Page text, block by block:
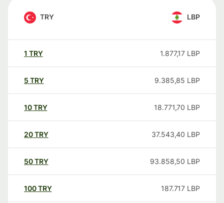
TRY LBP
1 TRY 1.877,17 LBP
5 TRY 9.385,85 LBP
10TRY 18.771,70 LBP
20TRY 37.543,40 LBP
50TRY 93.858,50 LBP
100TRY 187.717 LBP